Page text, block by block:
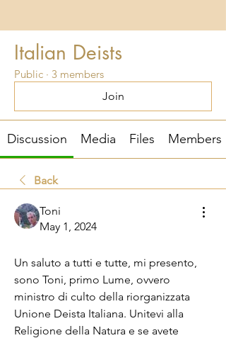
Italian Deists
Public · 3 members
Join
Discussion Media Files Members
Back
Toni
May 1, 2024
Un saluto a tutti e tutte, mi presento,
sono Toni, primo Lume, ovvero
ministro di culto della riorganizzata
Unione Deista Italiana. Unitevi alla
Religione della Natura e se avete